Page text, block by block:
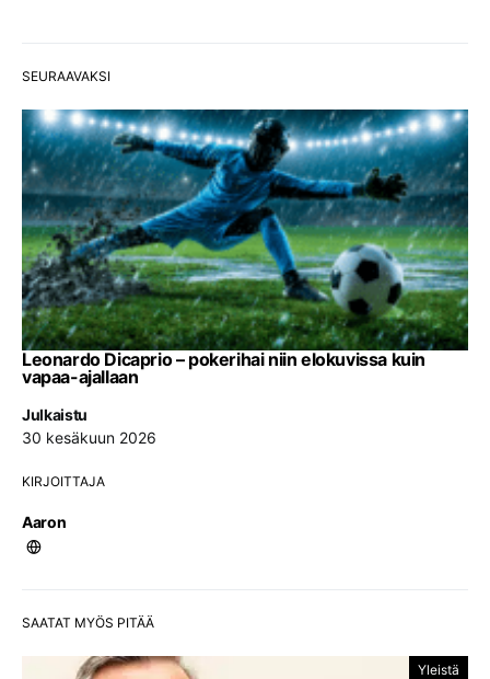
SEURAAVAKSI
Leonardo Dicaprio – pokerihai niin elokuvissa kuin
vapaa-ajallaan
Julkaistu
30 kesäkuun 2026
KIRJOITTAJA
Aaron
SAATAT MYÖS PITÄÄ
Yleistä